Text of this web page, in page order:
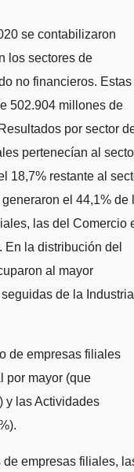
se contabilizaron
los sectores de
no financieros. Estas
502.904 millones de
por sector
pertenecían al
18,7% restante al
el 44,1% de
las del Comercio
En la distribución del
al mayor
de la Industria
de empresas filiales
por mayor (que
y las Actividades
empresas filiales,